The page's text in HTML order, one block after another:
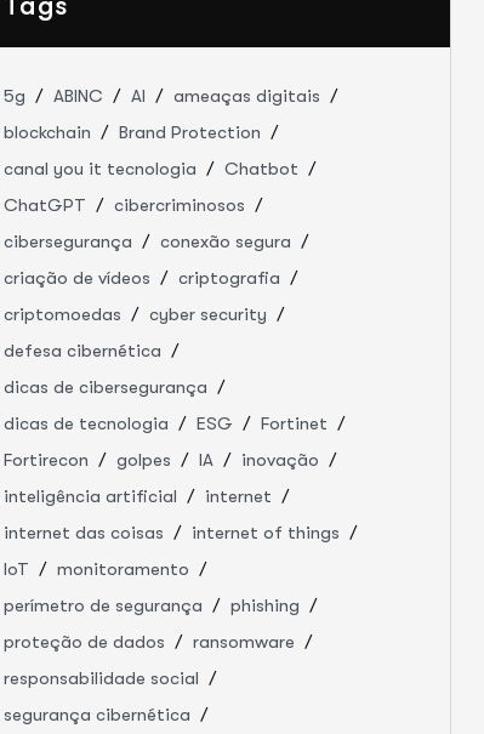
5g ABINC AI
ameaças digitais
blockchain
Brand Protection
canal you it tecnologia
Chatbot
ChatGPT
cibercriminosos
cibersegurança
conexão segura
criação de vídeos
criptografia
criptomoedas
cyber security
defesa cibernética
dicas de cibersegurança
dicas de tecnologia
ESG
Fortinet
Fortirecon
golpes IA
inovação
inteligência artificial
internet
internet das coisas
internet of things
IoT
monitoramento
perímetro de segurança
phishing
proteção de dados
ransomware
responsabilidade social
segurança cibernética